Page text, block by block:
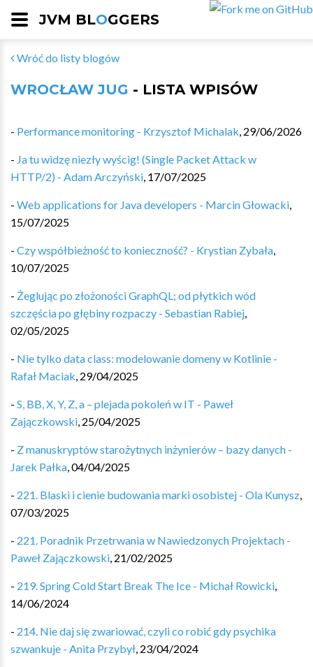
JVM BLOGGERS
Wróć do listy blogów
WROCŁAW JUG - LISTA WPISÓW
- Performance monitoring - Krzysztof Michalak, 29/06/2026
- Ja tu widzę niezły wyścig! (Single Packet Attack w
HTTP/2) - Adam Arczyński, 17/07/2025
- Web applications for Java developers - Marcin Głowacki,
15/07/2025
- Czy współbieżność to konieczność? - Krystian Zybała,
10/07/2025
- Żeglując po złożoności GraphQL; od płytkich wód
szczęścia po głębiny rozpaczy - Sebastian Rabiej,
02/05/2025
- Nie tylko data class: modelowanie domeny w Kotlinie -
Rafał Maciak, 29/04/2025
- S, BB, X, Y, Z, a – plejada pokoleń w IT - Paweł
Zajączkowski, 25/04/2025
- Z manuskryptów starożytnych inżynierów – bazy danych -
Jarek Pałka,04/04/2025
- 221. Blaski i cienie budowania marki osobistej - Ola Kunysz,
07/03/2025
- 221. Poradnik Przetrwania w Nawiedzonych Projektach -
Paweł Zajączkowski, 21/02/2025
- 219. Spring Cold Start Break The Ice - Michał Rowicki,
14/06/2024
- 214. Nie daj się zwariować, czyli co robić gdy psychika
szwankuje - Anita Przybył, 23/04/2024